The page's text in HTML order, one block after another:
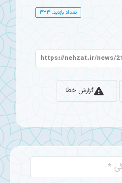
تعداد بازدید: 333
گزارش خطا